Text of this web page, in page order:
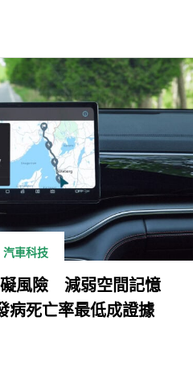
汽車科技
礙風險 減弱空間記憶
死亡率最低成證據